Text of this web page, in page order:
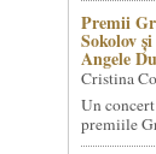
Premii
Sokolov
Angele
Cristina
Un
premiile